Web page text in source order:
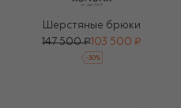
Шерстяные брюки
147 500 ₽ 103 500 ₽
-30%